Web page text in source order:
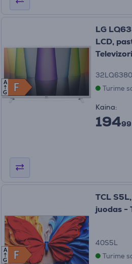
F
F
A
G
LG
LCD,
Turime
Kaina:
19499
F
F
A
G
TCL
juodas -
40S5L
Turime